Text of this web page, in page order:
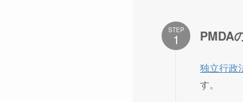
STEP PMDA
独立行政
す。